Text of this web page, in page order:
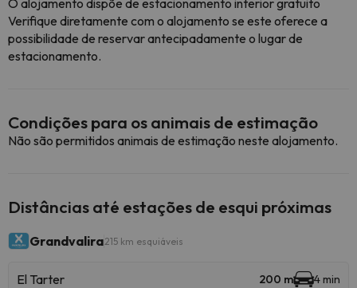
O alojamento dispõe de estacionamento interior gratuito
Verifique diretamente com o alojamento se este oferece a
possibilidade de reservar antecipadamente o lugar de
estacionamento.
Condições para os animais de estimação
Não são permitidos animais de estimação neste alojamento.
Distâncias até estações de esqui próximas
Grandvalira215 km esquiáveis
El Tarter 200 m 4 min